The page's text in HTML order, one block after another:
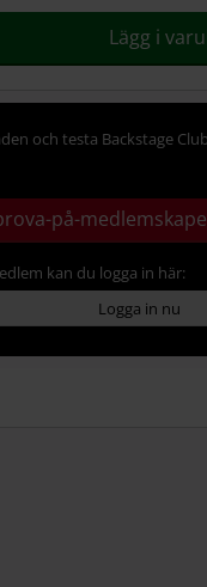
Lägg i
och testa Backstage
på-
kan du logga in här:
Logga in nu